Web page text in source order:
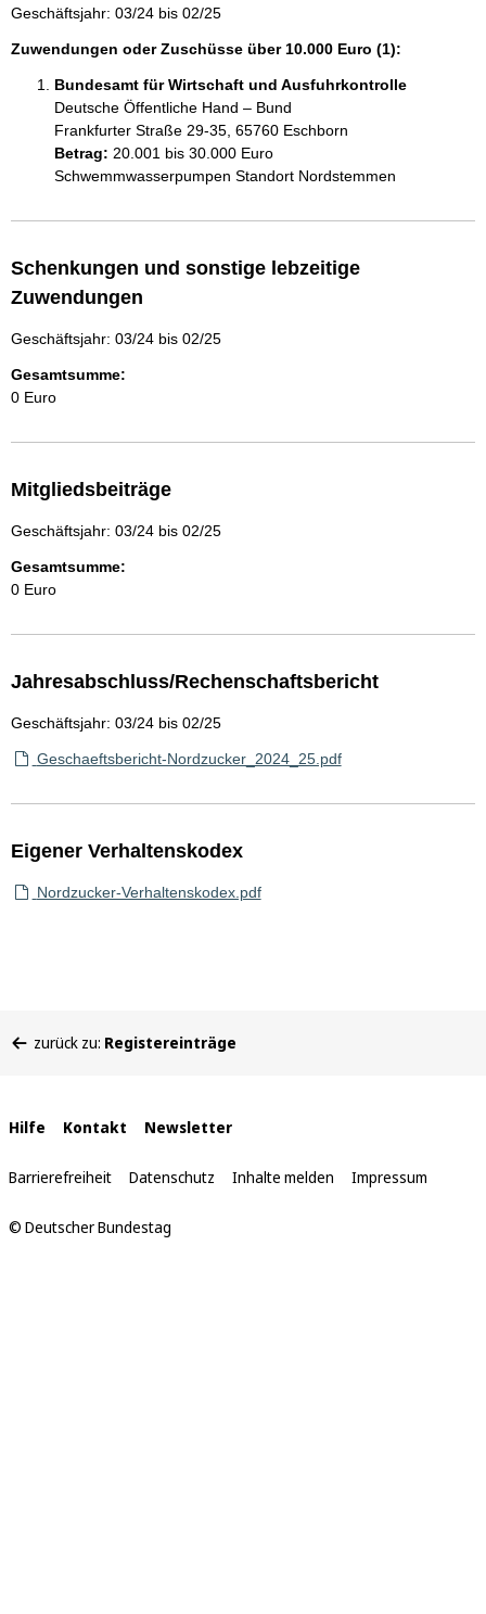
Geschäftsjahr: 03/24 bis 02/25
Zuwendungen oder Zuschüsse über 10.000 Euro (1):
Bundesamt für Wirtschaft und Ausfuhrkontrolle
Deutsche Öffentliche Hand – Bund
Frankfurter Straße 29-35, 65760 Eschborn
Betrag: 20.001 bis 30.000 Euro
Schwemmwasserpumpen Standort Nordstemmen
Schenkungen und sonstige lebzeitige
Zuwendungen
Geschäftsjahr: 03/24 bis 02/25
Gesamtsumme:
0 Euro
Mitgliedsbeiträge
Geschäftsjahr: 03/24 bis 02/25
Gesamtsumme:
0 Euro
Jahresabschluss/Rechenschaftsbericht
Geschäftsjahr: 03/24 bis 02/25
Geschaeftsbericht-Nordzucker_2024_25.pdf
Eigener Verhaltenskodex
Nordzucker-Verhaltenskodex.pdf
befinden
zurück zu: Registereinträge
Interne
Links
Hilfe Kontakt Newsletter
Barrierefreiheit Datenschutz Inhalte melden Impressum
© Deutscher Bundestag